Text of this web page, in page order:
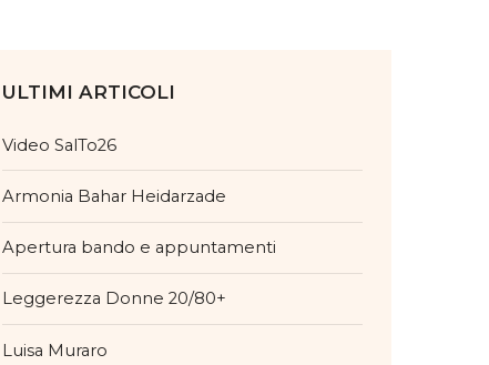
ULTIMI ARTICOLI
Video SalTo26
Armonia Bahar Heidarzade
Apertura bando e appuntamenti
Leggerezza Donne 20/80+
Luisa Muraro